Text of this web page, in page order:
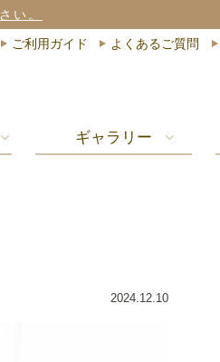
以上お買い上げで送料無料
ご利用ガイド よくあるご質問
ギャラリー
2024.12.10